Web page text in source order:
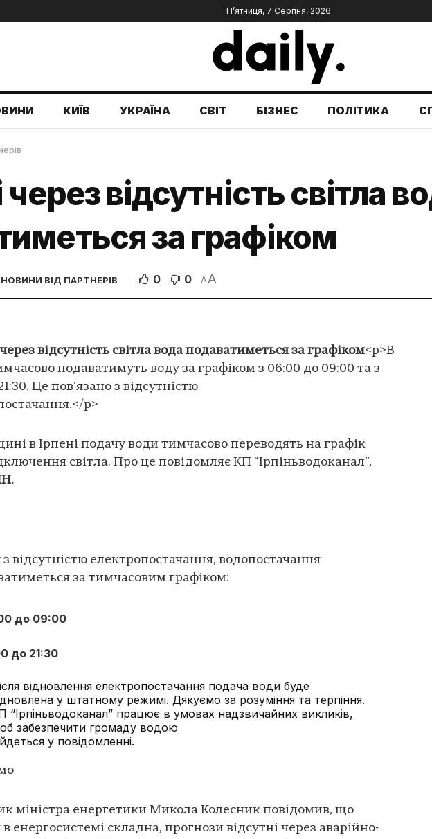
П’ятниця, 7 Серпня, 2026
КИЇВ УКРАЇНА СВІТ БІЗНЕС ПОЛІТИКА
через відсутність світла
за графіком
НОВИНИ ВІД ПАРТНЕРІВ 0 0 AA
відсутність світла вода подаватиметься за графіком<p>В
подаватимуть воду за графіком з 06:00 до 09:00 та з
Це пов'язано з відсутністю
p>
в Ірпені подачу води тимчасово переводять на графік
світла. Про це повідомляє КП “Ірпіньводоканал”,
з відсутністю електропостачання, водопостачання
за тимчасовим графіком:
до 09:00
до 21:30
відновлення електропостачання подача води буде
у штатному режимі. Дякуємо за розуміння та терпіння.
“Ірпіньводоканал” працює в умовах надзвичайних викликів,
забезпечити громаду водою
у повідомленні.
міністра енергетики Микола Колесник повідомив, що
в енергосистемі складна, прогнози відсутні через аварійно-